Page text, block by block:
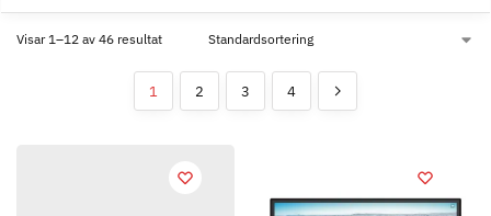
Visar 1–12 av 46 resultat
1 2 3 4